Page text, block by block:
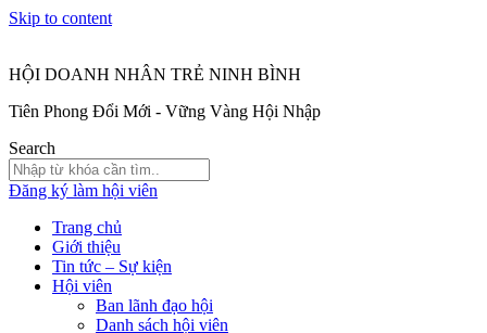
Skip to content
HỘI DOANH NHÂN TRẺ NINH BÌNH
Tiên Phong Đổi Mới - Vững Vàng Hội Nhập
Search
Đăng ký làm hội viên
Trang chủ
Giới thiệu
Tin tức – Sự kiện
Hội viên
Ban lãnh đạo hội
Danh sách hội viên